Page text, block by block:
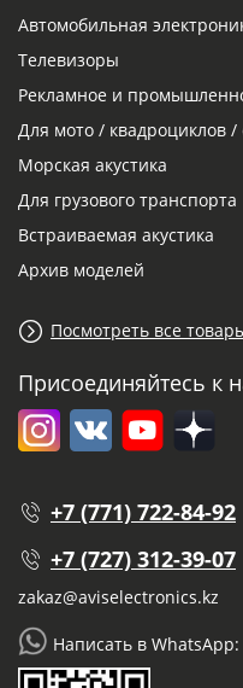
Автомобильная
Телевизоры
Рекламное и
Для мото / квадроциклов /
Морская акустика
Для грузового транспорта
Встраиваемая акустика
Архив моделей
Посмотреть все
Присоединяйтесь к
+7 (771) 722-84-92
+7 (727) 312-39-07
zakaz@aviselectronics.kz
Написать в WhatsApp: